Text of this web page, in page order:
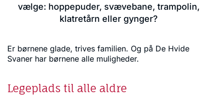
vælge: hoppepuder, svævebane, trampolin,
klatretårn eller gynger?
Er børnene glade, trives familien. Og på De Hvide
Svaner har børnene alle muligheder.
Legeplads til alle aldre